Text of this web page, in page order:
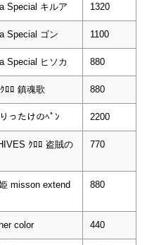
Special キルア 1320
Special ゴン 1100
Special ヒソカ 880
ﾛﾛ 鎮魂歌 880
ったけのﾍﾟﾝ 2200
ｸﾛﾛ 盗賊の
770
misson extend
880
color 440